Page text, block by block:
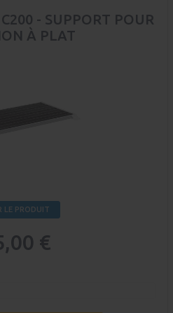
- SUPPORT POUR
À PLAT
LE PRODUIT
€